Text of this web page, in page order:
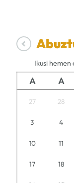
Ikusi
A A
27 28
3 4
10 11
17 18